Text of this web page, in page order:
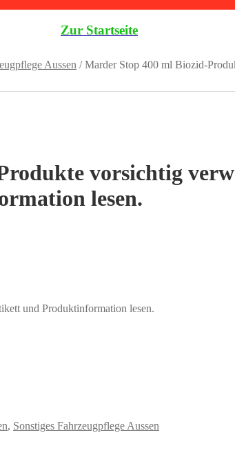
Zur Startseite
Aussen /Marder Stop 400 ml Biozid-
vorsichtig
lesen.
und Produktinformation lesen.
, Sonstiges Fahrzeugpflege Aussen